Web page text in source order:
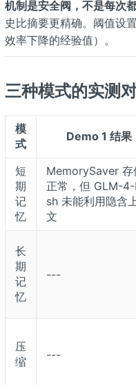
机制是安全阀，不是每次
史比摘要更精确。阈值设
效率下降的经验值）。
三种模式的实测
模
式
Demo 1 结果
短
期
记
忆
MemorySaver 存
正常，但 GLM-4-
sh 未能利用隐含
文
长
期
记
忆
---
压
缩
---